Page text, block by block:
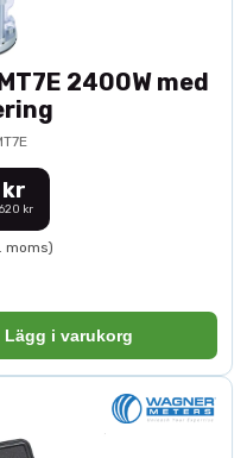
2400W med
kr
kr
moms)
Lägg i varukorg